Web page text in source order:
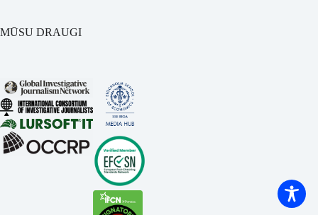
MŪSU DRAUGI